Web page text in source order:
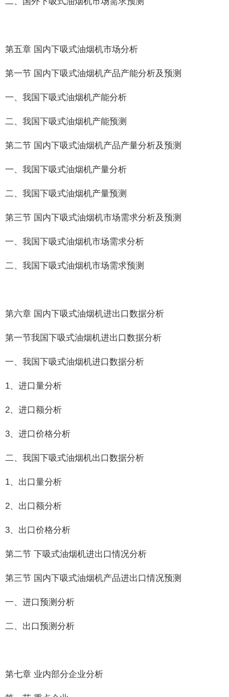
第五章 国内下吸式油烟机市场分析
第一节 国内下吸式油烟机产品产能分析及预测
一、我国下吸式油烟机产能分析
二、我国下吸式油烟机产能预测
第二节 国内下吸式油烟机产品产量分析及预测
一、我国下吸式油烟机产量分析
二、我国下吸式油烟机产量预测
第三节 国内下吸式油烟机市场需求分析及预测
一、我国下吸式油烟机市场需求分析
二、我国下吸式油烟机市场需求预测
第六章 国内下吸式油烟机进出口数据分析
第一节我国下吸式油烟机进出口数据分析
一、我国下吸式油烟机进口数据分析
1、进口量分析
2、进口额分析
3、进口价格分析
二、我国下吸式油烟机出口数据分析
1、出口量分析
2、出口额分析
3、出口价格分析
第二节 下吸式油烟机进出口情况分析
第三节 国内下吸式油烟机产品进出口情况预测
一、进口预测分析
二、出口预测分析
第七章 业内部分企业分析